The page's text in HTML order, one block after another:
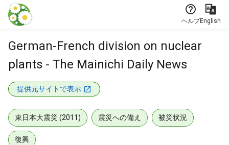
本文に飛ぶ
ヘルプEnglish
German-French division on nuclear
plants - The Mainichi Daily News
提供元サイトで表示
東日本大震災 (2011) 震災への備え 被災状況
復興